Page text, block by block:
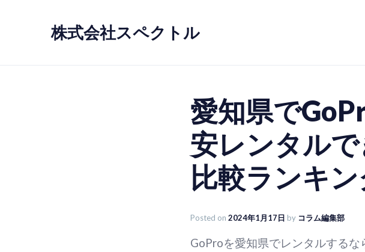
株式会社スペクトル
愛知県で
安レンタル
比較ランキン
Posted on 2024年1月17日 by コラム編集部
GoProを愛知県でレンタルする